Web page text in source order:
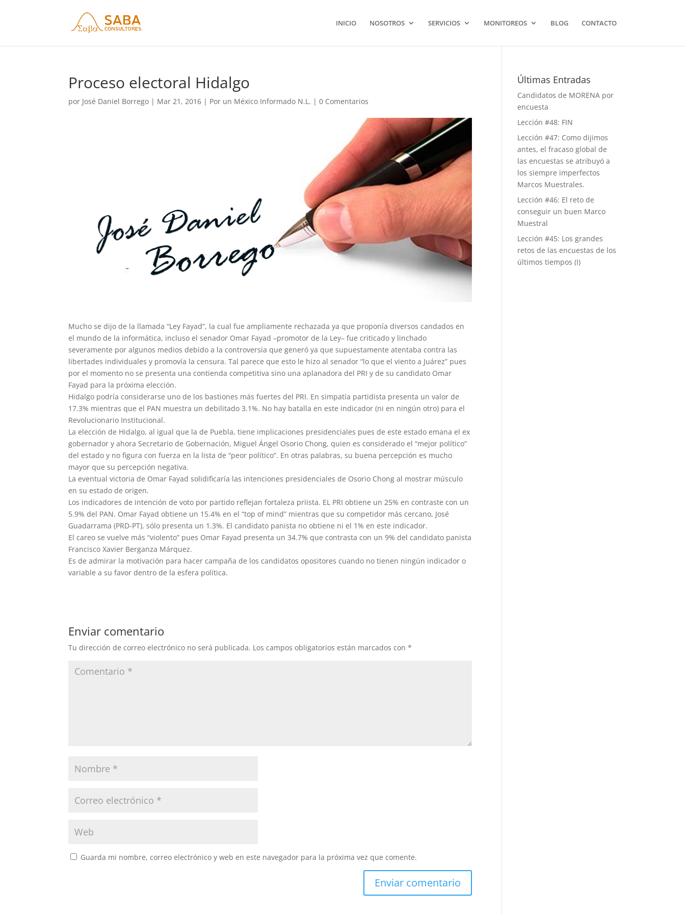
INICIO NOSOTROS SERVICIOS MONITOREOS BLOG CONTACTO
Proceso electoral Hidalgo
por José Daniel Borrego | Mar 21, 2016 | Por un México Informado N.L. |0 Comentarios
Mucho se dijo de la llamada “Ley Fayad”, la cual fue ampliamente rechazada ya que proponía diversos candados en
el mundo de la informática, incluso el senador Omar Fayad –promotor de la Ley– fue criticado y linchado
severamente por algunos medios debido a la controversia que generó ya que supuestamente atentaba contra las
libertades individuales y promovía la censura. Tal parece que esto le hizo al senador “lo que el viento a Juárez” pues
por el momento no se presenta una contienda competitiva sino una aplanadora del PRI y de su candidato Omar
Fayad para la próxima elección.
Hidalgo podría considerarse uno de los bastiones más fuertes del PRI. En simpatía partidista presenta un valor de
17.3% mientras que el PAN muestra un debilitado 3.1%. No hay batalla en este indicador (ni en ningún otro) para el
Revolucionario Institucional.
La elección de Hidalgo, al igual que la de Puebla, tiene implicaciones presidenciales pues de este estado emana el ex
gobernador y ahora Secretario de Gobernación, Miguel Ángel Osorio Chong, quien es considerado el “mejor político”
del estado y no figura con fuerza en la lista de “peor político”. En otras palabras, su buena percepción es mucho
mayor que su percepción negativa.
La eventual victoria de Omar Fayad solidificaría las intenciones presidenciales de Osorio Chong al mostrar músculo
en su estado de origen.
Los indicadores de intención de voto por partido reflejan fortaleza priista. EL PRI obtiene un 25% en contraste con un
5.9% del PAN. Omar Fayad obtiene un 15.4% en el “top of mind” mientras que su competidor más cercano, José
Guadarrama (PRD-PT), sólo presenta un 1.3%. El candidato panista no obtiene ni el 1% en este indicador.
El careo se vuelve más “violento” pues Omar Fayad presenta un 34.7% que contrasta con un 9% del candidato panista
Francisco Xavier Berganza Márquez.
Es de admirar la motivación para hacer campaña de los candidatos opositores cuando no tienen ningún indicador o
variable a su favor dentro de la esfera política.
Enviar comentario
Tu dirección de correo electrónico no será publicada. Los campos obligatorios están marcados con*
Guarda mi nombre, correo electrónico y web en este navegador para la próxima vez que comente.
Últimas Entradas
Candidatos de MORENA por
encuesta
Lección #48: FIN
Lección #47: Como dijimos
antes, el fracaso global de
las encuestas se atribuyó a
los siempre imperfectos
Marcos Muestrales.
Lección #46: El reto de
conseguir un buen Marco
Muestral
Lección #45: Los grandes
retos de las encuestas de los
últimos tiempos (I)